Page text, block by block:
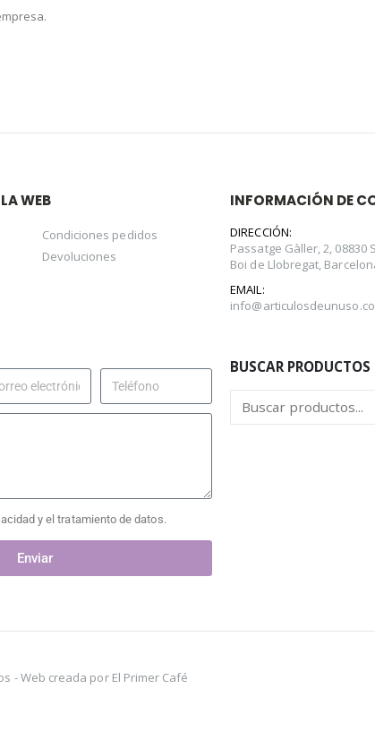
WEB
Condiciones pedidos
Devoluciones
y el tratamiento de datos.
Enviar
INFORMACIÓN DE
DIRECCIÓN:
Passatge Gàller, 2, 08830
Boi de Llobregat,
EMAIL:
BUSCAR PRODUCTOS
-Web creada por El Primer Café